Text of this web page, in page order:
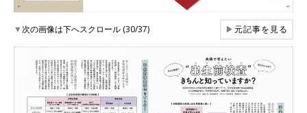
▼次の画像は下へスクロール (30/37) ▶元記事を見る